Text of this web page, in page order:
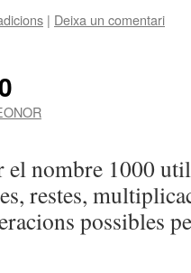
| Deixa un comentari
el nombre 1000
restes,
possibles